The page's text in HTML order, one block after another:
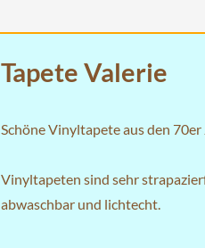
Tapete Valerie
Schöne Vinyltapete aus den 70er
Vinyltapeten sind sehr
abwaschbar und lichtecht.